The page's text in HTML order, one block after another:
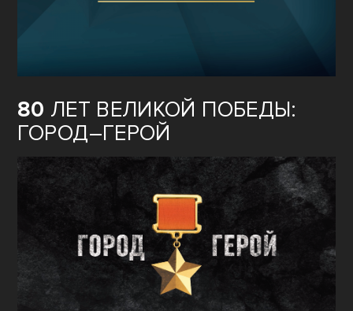
80 ЛЕТ ВЕЛИКОЙ ПОБЕДЫ:
ГОРОД–ГЕРОЙ